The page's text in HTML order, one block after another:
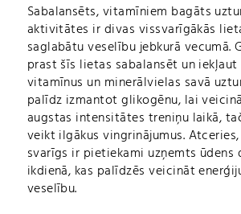
Sabalansēts, vitamīniem bagāts
aktivitātes ir divas vissvarīgākās
saglabātu veselību jebkurā vecumā.
prast šīs lietas sabalansēt un
vitamīnus un minerālvielas savā
palīdz izmantot glikogēnu, lai
augstas intensitātes treniņu laikā,
veikt ilgākus vingrinājumus.
svarīgs ir pietiekami uzņemts ūdens
ikdienā, kas palīdzēs veicināt
veselību.